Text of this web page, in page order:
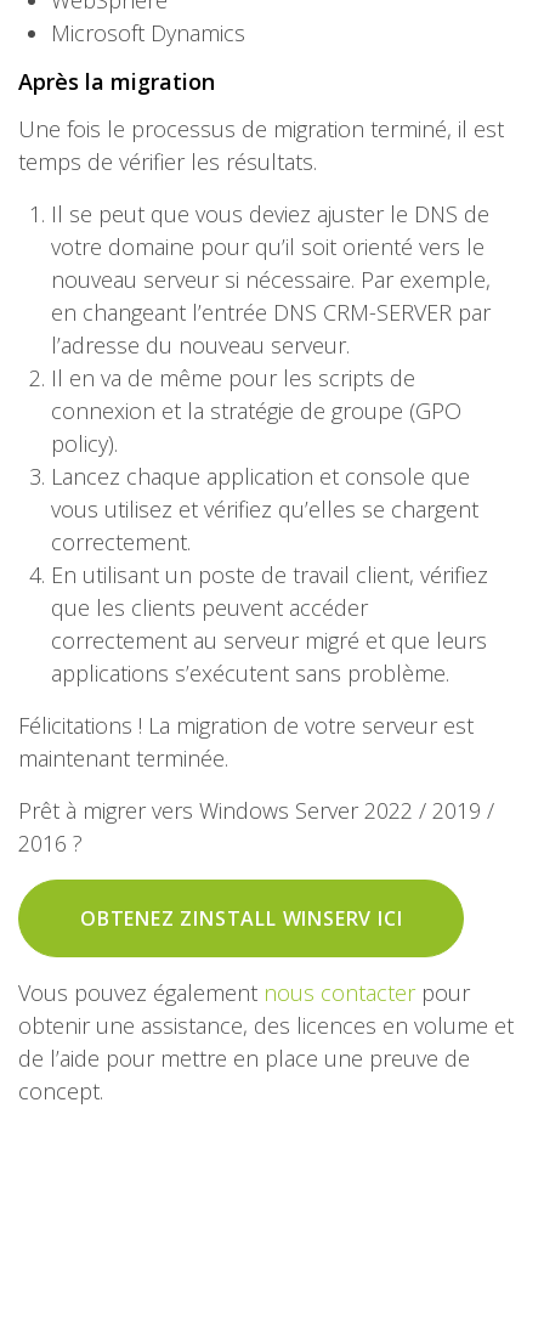
Microsoft Dynamics
Après la migration
Une fois le processus de migration terminé, il est
temps de vérifier les résultats.
Il se peut que vous deviez ajuster le DNS de
votre domaine pour qu’il soit orienté vers le
nouveau serveur si nécessaire. Par exemple,
en changeant l’entrée DNS CRM-SERVER par
l’adresse du nouveau serveur.
Il en va de même pour les scripts de
connexion et la stratégie de groupe (GPO
policy).
Lancez chaque application et console que
vous utilisez et vérifiez qu’elles se chargent
correctement.
En utilisant un poste de travail client, vérifiez
que les clients peuvent accéder
correctement au serveur migré et que leurs
applications s’exécutent sans problème.
Félicitations ! La migration de votre serveur est
maintenant terminée.
Prêt à migrer vers Windows Server 2022 / 2019 /
2016 ?
OBTENEZ ZINSTALL WINSERV ICI
Vous pouvez également nous contacterpour
obtenir une assistance, des licences en volume et
de l’aide pour mettre en place une preuve de
concept.